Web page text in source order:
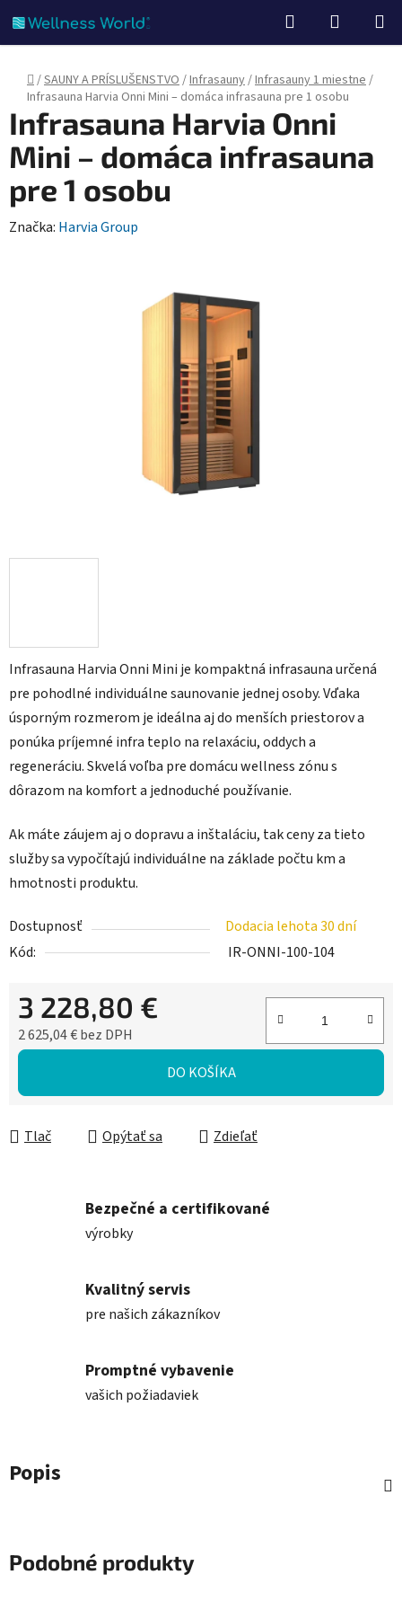
na
obsah
Hľadať
KOŠÍK
Domov
/SAUNY A PRÍSLUŠENSTVO/Infrasauny/Infrasauny 1 miestne/
Infrasauna Harvia Onni Mini – domáca infrasauna pre 1 osobu
Infrasauna Harvia Onni Mini je kompaktná infrasauna určená
pre pohodlné individuálne saunovanie jednej osoby. Vďaka
úsporným rozmerom je ideálna aj do menších priestorov a
ponúka príjemné infra teplo na relaxáciu, oddych a
regeneráciu. Skvelá voľba pre domácu wellness zónu s
dôrazom na komfort a jednoduché používanie.
Ak máte záujem aj o dopravu a inštaláciu, tak ceny za tieto
služby sa vypočítajú individuálne na základe počtu km a
hmotnosti produktu.
Dostupnosť
Dodacia lehota 30 dní
Kód:
IR-ONNI-100-104
3 228,80 €
2 625,04 € bez DPH
DO KOŠÍKA
Tlač Opýtať sa Zdieľať
Infrasauna Harvia Onni
Mini – domáca infrasauna
pre 1 osobu
Značka: Harvia Group
Bezpečné a certifikované
výrobky
Kvalitný servis
pre našich zákazníkov
Promptné vybavenie
vašich požiadaviek
Popis
Podobné produkty